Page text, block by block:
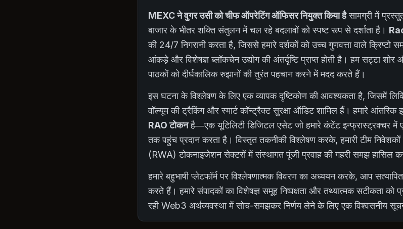
MEXC ने वुगर उसी को चीफ ऑपरेटिंग ऑफिसर नियुक्त किया हैसामग्री में
बाजार के भीतर शक्ति संतुलन में चल रहे बदलावों को स्पष्ट रूप से दर्शाता है।
की 24/7 निगरानी करता है, जिससे हमारे दर्शकों को उच्च गुणवत्ता वाले
आंकड़े और विशेषज्ञ ब्लॉकचेन उद्योग की अंतर्दृष्टि प्राप्त होती है। हम सट्टा
पाठकों को दीर्घकालिक रुझानों की तुरंत पहचान करने में मदद करते हैं।
इस घटना के विश्लेषण के लिए एक व्यापक दृष्टिकोण की आवश्यकता है, जिसमें
वॉल्यूम की ट्रैकिंग और स्मार्ट कॉन्ट्रैक्ट सुरक्षा ऑडिट शामिल हैं। हमारे आंतरिक
RAO टोकनहै—एक यूटिलिटी डिजिटल एसेट जो हमारे कंटेंट इन्फ्रास्ट्रक्चर
तक पहुंच प्रदान करता है। विस्तृत तकनीकी विश्लेषण करके, हमारी टीम
(RWA) टोकनाइजेशन सेक्टरों में संस्थागत पूंजी प्रवाह की गहरी समझ हासिल
हमारे बहुभाषी प्लेटफॉर्म पर विश्लेषणात्मक विवरण का अध्ययन करके, आप
करते हैं। हमारे संपादकों का विशेषज्ञ समूह निष्पक्षता और तथ्यात्मक सटीकता को
रही Web3 अर्थव्यवस्था में सोच-समझकर निर्णय लेने के लिए एक विश्वसनीय